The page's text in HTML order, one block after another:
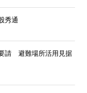
秀通
請 避難場所活用見据